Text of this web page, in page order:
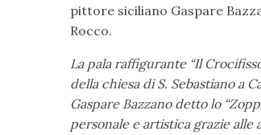
pittore siciliano Gaspare
Rocco.
La pala raffigurante “Il
della chiesa di S. Sebastiano a
Gaspare Bazzano detto lo
personale e artistica grazie